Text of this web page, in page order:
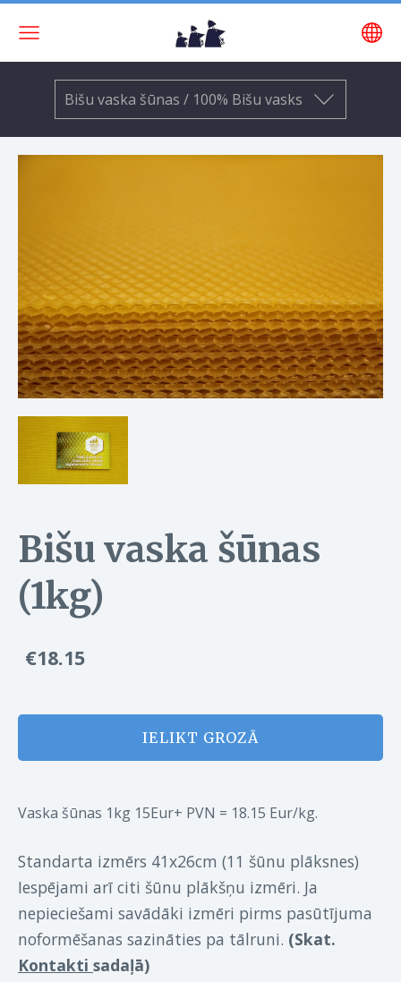
Bišu vaska šūnas / 100% Bišu vasks
Bišu vaska šūnas
(1kg)
€18.15
IELIKT GROZĀ
Vaska šūnas 1kg 15Eur+ PVN = 18.15 Eur/kg.
Standarta izmērs 41x26cm (11 šūnu plāksnes)
Iespējami arī citi šūnu plākšņu izmēri. Ja
nepieciešami savādāki izmēri pirms pasūtījuma
noformēšanas sazināties pa tālruni.
Kontakti sadaļā)